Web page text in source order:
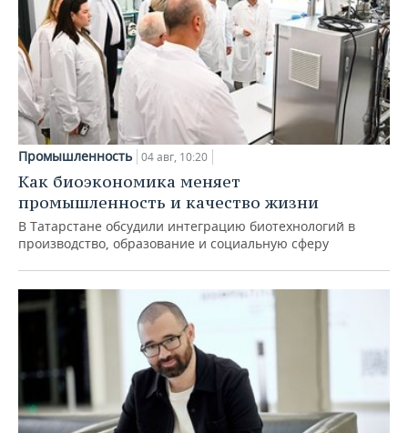
Промышленность 04 авг, 10:20
Как биоэкономика меняет
промышленность и качество жизни
В Татарстане обсудили интеграцию биотехнологий в
производство, образование и социальную сферу